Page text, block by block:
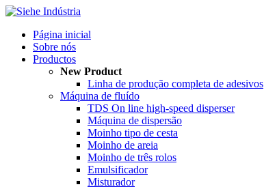
Página inicial
Sobre nós
Productos
New Product
Linha de produção completa de adesivos
Máquina de fluído
TDS On line high-speed disperser
Máquina de dispersão
Moinho tipo de cesta
Moinho de areia
Moinho de três rolos
Emulsificador
Misturador